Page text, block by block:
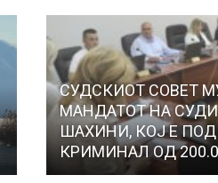
СУДСКИОТ СОВЕТ
МАНДАТОТ НА
ШАХИНИ, КОЈ Е ПОД
КРИМИНАЛ ОД